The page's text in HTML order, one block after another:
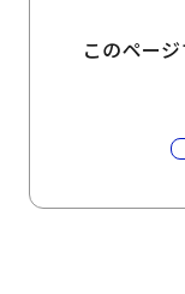
このペー